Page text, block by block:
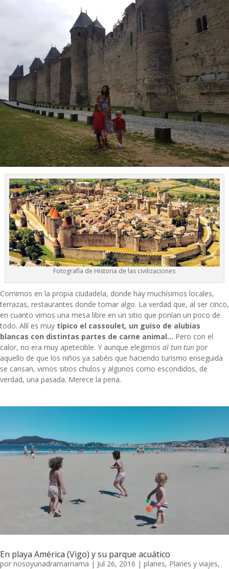
Fotografía de Historia de las civilizaciones
Comimos en la propia ciudadela, donde hay muchísimos locales,
terrazas, restaurantes donde tomar algo. La verdad que, al ser cinco,
en cuanto vimos una mesa libre en un sitio que ponían un poco de
todo. Allí es muy típico el cassoulet, un guiso de alubias
blancas con distintas partes de carne animal… Pero con el
calor, no era muy apetecible. Y aunque elegimos al tun tun por
aquello de que los niños ya sabéis que haciendo turismo enseguida
se cansan, vimos sitios chulos y algunos como escondidos, de
verdad, una pasada. Merece la pena.
En playa América (Vigo) y su parque acuático
por nosoyunadramamama | Jul 26, 2016 | planes, Planes y viajes,